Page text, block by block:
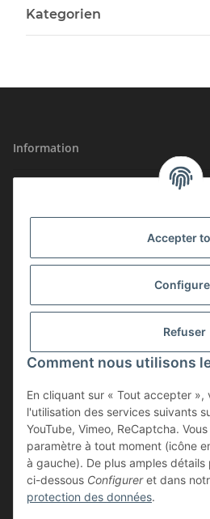
Accepter
Refuser
Comment nous utilisons
En cliquant sur « Tout accepter »,
l'utilisation des services suivants
YouTube, Vimeo, ReCaptcha.
paramètre à tout moment (icône
à gauche). De plus amples
ci-dessous Configureret dans
protection des données.
Kategorien
Information
Résilier le
* Tous les prix incluent la TVA légale., plus